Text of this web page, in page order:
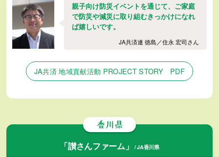
親子向け防災イベントを通じて、ご家庭
で防災や減災に取り組むきっかけになれ
ば嬉しいです。
JA共済連 徳島／住永 宏司さん
JA共済 地域貢献活動 PROJECT STORY PDF
「讃さんファーム」 / JA香川県